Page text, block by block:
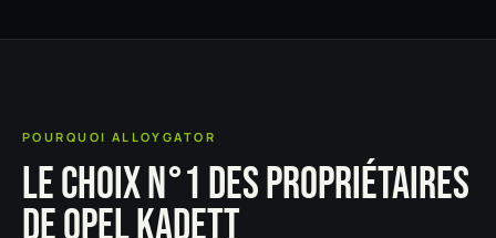
POURQUOI ALLOYGATOR
LE CHOIX N°1 DES PROPRIÉTAIRES
DE OPEL KADETT